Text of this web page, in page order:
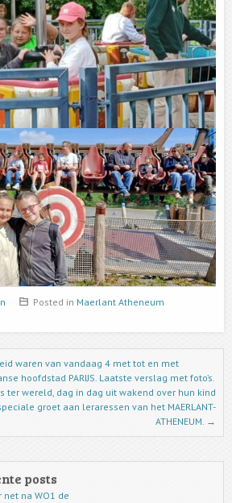
Posted in Maerlant Atheneum
waren van vandaag 4 met tot en met
hoofdstad PARIJS. Laatste verslag met foto’s.
ter wereld, dag in dag uit wakend over hun kind
groet aan leraressen van het MAERLANT-
ATHENEUM. →
posts
net na WO1 de